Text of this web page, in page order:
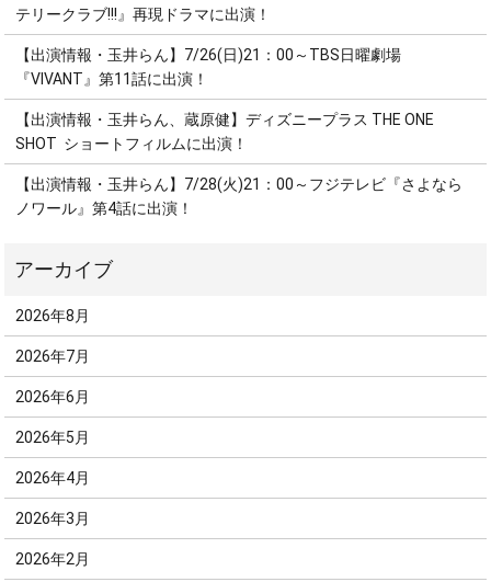
テリークラブ!!!』再現ドラマに出演！
【出演情報・玉井らん】7/26(日)21：00～TBS日曜劇場
『VIVANT』第11話に出演！
【出演情報・玉井らん、蔵原健】ディズニープラス THE ONE
SHOT ショートフィルムに出演！
【出演情報・玉井らん】7/28(火)21：00～フジテレビ『さよなら
ノワール』第4話に出演！
2026年8月
2026年7月
2026年6月
2026年5月
2026年4月
2026年3月
2026年2月